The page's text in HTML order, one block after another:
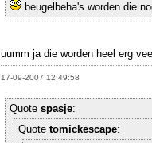
beugelbeha's worden die
uumm ja die worden heel erg
17-09-2007 12:49:58
Quote spasje:
Quote tomickescape: